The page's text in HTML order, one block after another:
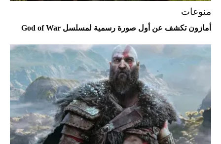
أفضل تدريج للشعر الطويل لإطلالة جريئة وعصرية
منوعات
أمازون تكشف عن أول صورة رسمية لمسلسل God of War